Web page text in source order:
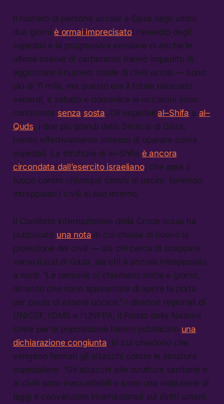
Il numero di persone uccise a Gaza negli ultimi
due giorni è ormai imprecisato: l’assedio degli
ospedali e la progressiva erosione di anche le
ultime riserve di carburante hanno impedito di
aggiornare il numero totale di civili uccisi — sono
più di 11 mila, ma questo era il totale rilasciato
venerdì, e sabato e domenica le uccisioni sono
continuate senza sosta. Gli ospedalial–Shifa e al–
Quds , i due più grandi della Striscia di Gaza,
hanno effettivamente smesso di operare come
ospedali. La struttura di al–Shifa è ancora
circondata dall’esercito israeliano, che apre il
fuoco contro chiunque cerchi di uscire, tenendo
intrappolati i civili al suo interno.
Il Comitato internazionale della Croce rossa ha
pubblicato una nota in cui chiede di nuovo la
protezione dei civili — sia chi cerca di scappare
verso il sud di Gaza, sia chi è ancora intrappolato
a nord: “Le persone ci chiamano notte e giorno,
dicendo che sono spaventate di aprire la porta
per paura di essere uccice.” I direttori regionali di
UNICEF, l’OMS e l’UNFPA, il Fondo delle Nazioni
Unite per la popolazione hanno pubblicato una
dichiarazione congiunta , in cui chiedono che
vengano fermati gli attacchi contro le strutture
ospedaliere: “Gli attacchi alle strutture sanitarie e
ai civili sono inaccettabili e sono una violazione di
leggi e convenzioni internazionali sui diritti umani.